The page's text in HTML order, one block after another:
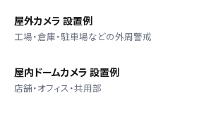
屋外カメラ 設置例
工場・倉庫・駐車場などの外周警戒
屋内ドームカメラ 設置例
店舗・オフィス・共用部